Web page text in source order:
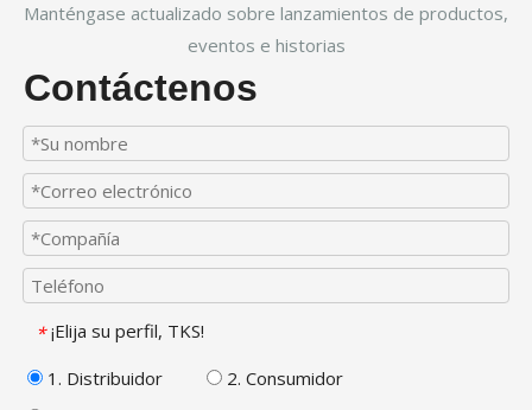
Manténgase actualizado sobre lanzamientos de productos,
eventos e historias
Contáctenos
* ¡Elija su perfil, TKS!
1. Distribuidor
2. Consumidor